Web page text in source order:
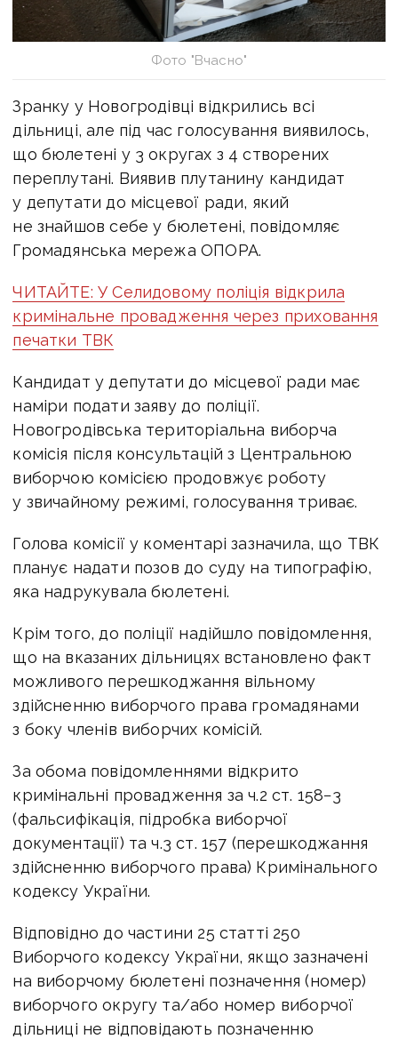
Фото "Вчасно"
Зранку у Новогродівці відкрились всі
дільниці, але під час голосування виявилось,
що бюлетені у 3 округах з 4 створених
переплутані. Виявив плутанину кандидат
у депутати до місцевої ради, який
не знайшов себе у бюлетені, повідомляє
Громадянська мережа ОПОРА.
ЧИТАЙТЕ: У Селидовому поліція відкрила
кримінальне провадження через приховання
печатки ТВК
Кандидат у депутати до місцевої ради має
наміри подати заяву до поліції.
Новогродівська територіальна виборча
комісія після консультацій з Центральною
виборчою комісією продовжує роботу
у звичайному режимі, голосування триває.
Голова комісії у коментарі зазначила, що ТВК
планує надати позов до суду на типографію,
яка надрукувала бюлетені.
Крім того, до поліції надійшло повідомлення,
що на вказаних дільницях встановлено факт
можливого перешкоджання вільному
здійсненню виборчого права громадянами
з боку членів виборчих комісій.
За обома повідомленнями відкрито
кримінальні провадження за ч.2 ст. 158−3
(фальсифікація, підробка виборчої
документації) та ч.3 ст. 157 (перешкоджання
здійсненню виборчого права) Кримінального
кодексу України.
Відповідно до частини 25 статті 250
Виборчого кодексу України, якщо зазначені
на виборчому бюлетені позначення (номер)
виборчого округу та/або номер виборчої
дільниці не відповідають позначенню